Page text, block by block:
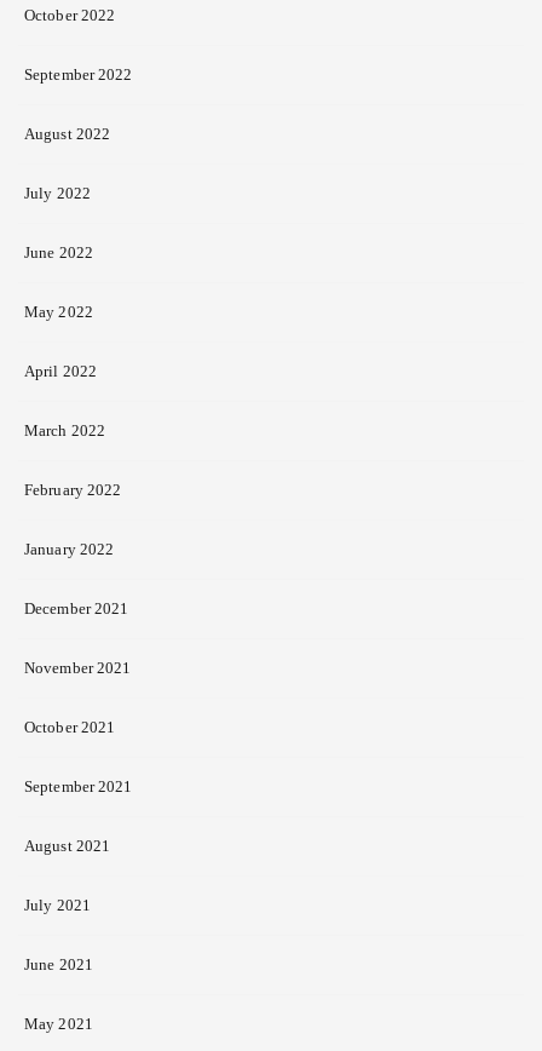
October 2022
September 2022
August 2022
July 2022
June 2022
May 2022
April 2022
March 2022
February 2022
January 2022
December 2021
November 2021
October 2021
September 2021
August 2021
July 2021
June 2021
May 2021